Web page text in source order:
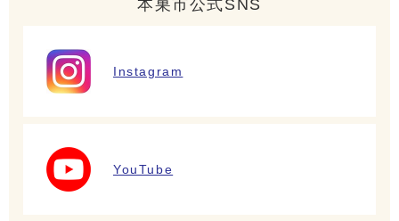
本巣市公式SNS
Instagram
YouTube